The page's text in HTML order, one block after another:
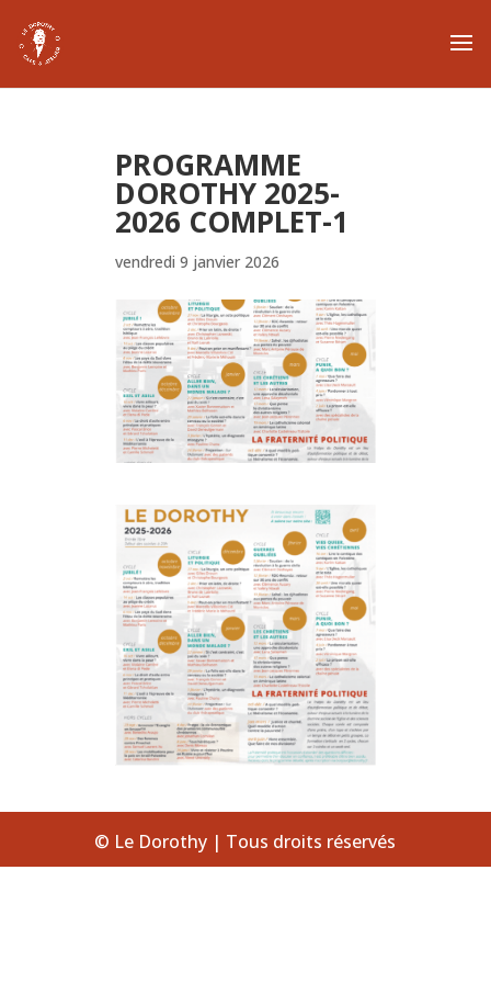
PROGRAMME
DOROTHY 2025-
2026 COMPLET-1
vendredi 9 janvier 2026
© Le Dorothy | Tous droits réservés